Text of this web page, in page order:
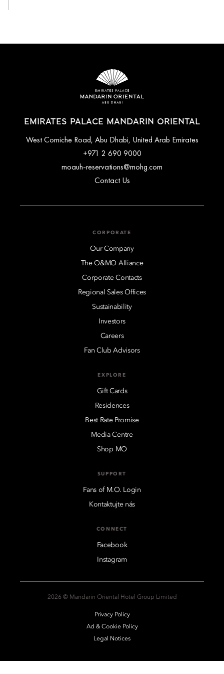
EMIRATES PALACE MANDARIN ORIENTAL
West Corniche Road, Abu Dhabi, United Arab Emirates
+971 2 690 9000
moauh-reservations@mohg.com
Contact Us
CORPORATE
Our Company
The O&MO Alliance
Corporate Contacts
Regional Sales Offices
Sustainability
Investors
Careers
Fan Club Advisors
EXPLORE
Gift Cards
Residences
Best Rate Promise
Media Centre
Shop MO
SUPPORT
Fans of M.O. Login
Kontaktujte nás
CONNECT
Facebook
Instagram
2026 © Mandarin Oriental Hotel Group Limited
Privacy Policy
Ad & Cookie Policy
Legal Notices